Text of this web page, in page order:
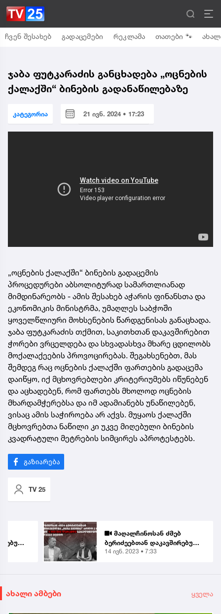
ჩვენ შესახებ გადაცემები რეკლამა თათები 🐾
ჯაბა ფუტკარაძის განცხადება „ოცნების
ქალაქში“ ბინების გადანაწილებაზე
კატეგორია 21 ივნ. 2024 • 17:23
„ოცნების ქალაქში“ ბინების გადაცემის
პროცედურები აბსოლიტურად სამართლიანად
მიმდინარეობს - ამის შესახებ აჭარის ფინანსთა და
ეკონომიკის მინისტრმა, უმაღლეს საბჭოში
ყოველწლიური მოხსენების წარდგენისას განაცხადა.
ჯაბა ფუტკარაძის თქმით, საკითხთან დაკავშირებით
ჭორები ვრცელდება და სხვადასხვა მხარე ცდილობს
მოქალაქეების პროვოცირებას. შეგახსენებთ, მას
შემდეგ რაც ოცნების ქალაქში ფართების გადაცემა
დაიწყო, იქ მცხოვრებლები კრიტერიუმებს იწუნებენ
და აცხადებენ, რომ ფართებს მხოლოდ ოცნების
მხარდამჭერებსა და იმ ადამიანებს უნაწილებენ,
ვისაც ამის საჭიროება არ აქვს. მუყაოს ქალაქში
მცხოვრებთა ნაწილი კი უკვე მიღებული ბინების
კვადრატული მეტრების სიმცირეს აპროტესტებს.
TV 25
მაღალჩინოსან ძმებ
ბერიძეებთან დაკავშირებული
კომპანიის საეჭვო
14 ივნ. 2023 • 7:33
ახალი ამბები ყველა